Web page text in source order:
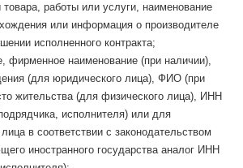
работы или услуги, наименование
или информация о производителе
исполненного контракта;
фирменное наименование (при наличии),
(для юридического лица), ФИО (при
жительства (для физического лица), ИНН
исполнителя) или для
лица в соответствии с законодательством
иностранного государства аналог ИНН